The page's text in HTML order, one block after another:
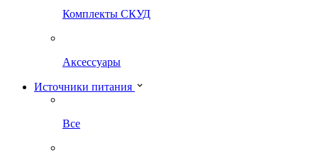
Комплекты СКУД
Аксессуары
Источники питания
Все